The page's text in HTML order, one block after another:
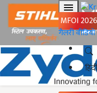
MFOI 2026
गैलरीवीडियो
हिंदी